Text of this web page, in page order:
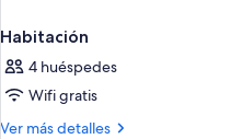
Habitación
4 huéspedes
Wifi gratis
Ver más detalles
Más